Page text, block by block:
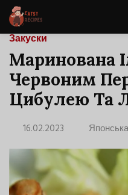
Закуски
Маринована
Червоним
Цибулею Та
16.02.2023